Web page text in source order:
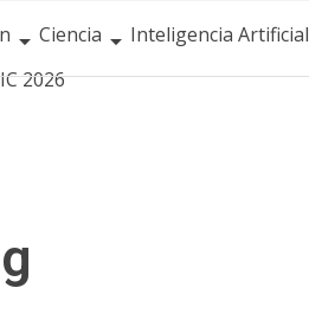
Ciencia Inteligencia Artificial
2026